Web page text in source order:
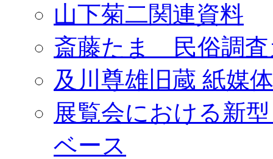
山下菊二関連資料
斎藤たま 民俗調査
及川尊雄旧蔵 紙媒
展覧会における新
ベース